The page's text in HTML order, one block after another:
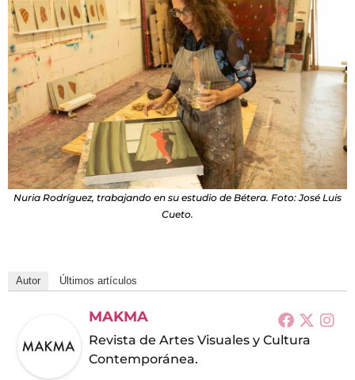
Nuria Rodríguez, trabajando en su estudio de Bétera. Foto: José Luis
Cueto.
Autor Últimos artículos
MAKMA
Revista de Artes Visuales y Cultura
Contemporánea.